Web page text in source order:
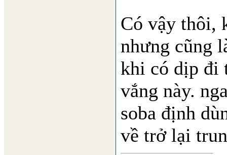
Có vậy thôi,
nhưng cũng
khi có dịp đi
vắng này.
soba định
về trở lại